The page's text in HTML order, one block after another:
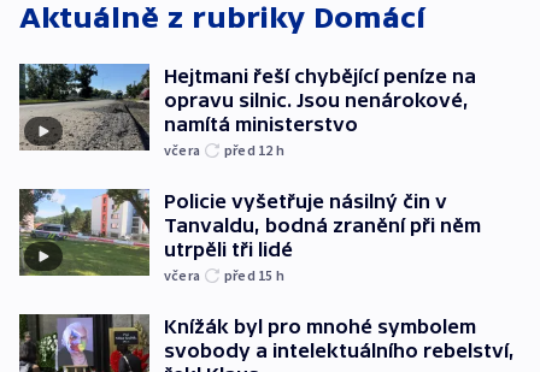
Aktuálně z rubriky Domácí
Hejtmani řeší chybějící peníze na
opravu silnic. Jsou nenárokové,
namítá ministerstvo
včera před 12 h
Policie vyšetřuje násilný čin v
Tanvaldu, bodná zranění při něm
utrpěli tři lidé
včera před 15 h
Knížák byl pro mnohé symbolem
svobody a intelektuálního rebelství,